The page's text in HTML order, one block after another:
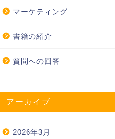
マーケティング
書籍の紹介
質問への回答
アーカイブ
2026年3月